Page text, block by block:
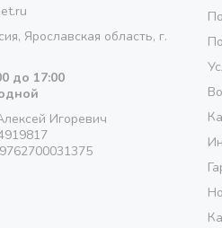
, Ярославская область, г.
до 17:00
Игоревич